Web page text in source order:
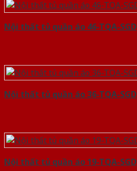
Nội thất tủ quần áo 46-TQA-SGD
Nội thất tủ quần áo 36-TQA-SGD
Nội thất tủ quần áo 19-TQA-SGD